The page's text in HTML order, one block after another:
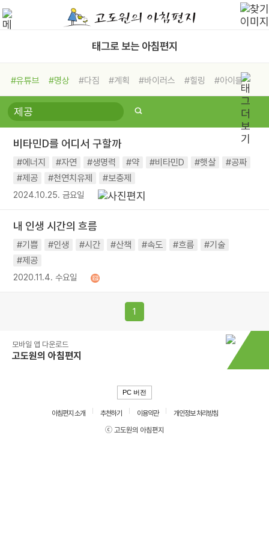
태그로 보는 아침편지
#유튜브 #명상 #다짐 #계획 #바이러스 #힐링
#아이들
#비전캠프
#독서캠프 #삶
#희망
#나눔 #친구 #링컨학교
#독서
#건강 #면역력
비타민D를 어디서 구할까
#에너지 #자연 #생명력 #약 #비타민D #햇살
#공짜
#제공
#천연치유제 #보충제
2024.10.25. 금요일
내 인생 시간의 흐름
#기쁨 #인생 #시간 #산책 #속도 #흐름
#기술
#제공
2020.11.4. 수요일
1
모바일 앱 다운로드
고도원의 아침편지
PC 버전
아침편지 소개 추천하기 이용약관
개인정보 처리방침
ⓒ 고도원의 아침편지